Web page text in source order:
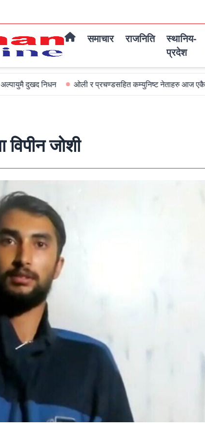
समाचार राजनिति
स्थानिय-
प्रदेश
ओली र प्रचण्डसहित कम्युनिष्ट नेताहरु आज एकै मञ्चमा जमघट हुदै
जोशी